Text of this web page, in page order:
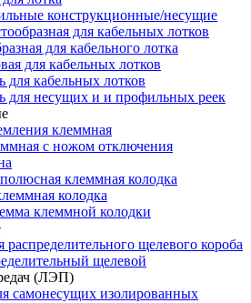
конструкционные/несущие
для кабельных лотков
для кабельного лотка
для кабельных лотков
для кабельных лотков
для несущих и и профильных реек
клеммная
с ножом отключения
клеммная колодка
колодка
клеммной колодки
распределительного щелевого короба
щелевой
(ЛЭП)
самонесущих изолированных